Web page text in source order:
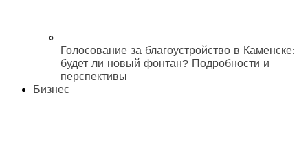
Голосование за благоустройство в Каменске:
будет ли новый фонтан? Подробности и
перспективы
Бизнес